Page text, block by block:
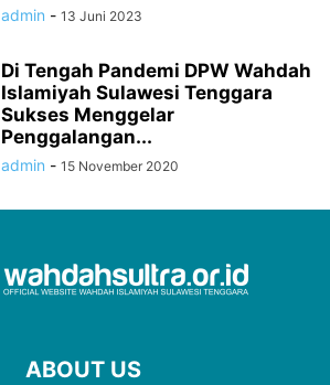
admin - 13 Juni 2023
Di Tengah Pandemi DPW Wahdah
Islamiyah Sulawesi Tenggara
Sukses Menggelar
Penggalangan...
admin - 15 November 2020
ABOUT US